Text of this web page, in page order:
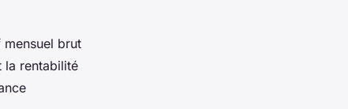
brut
la rentabilité